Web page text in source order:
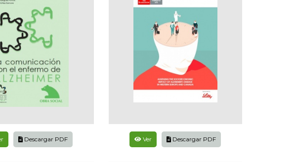
Descargar PDF Ver Descargar PDF